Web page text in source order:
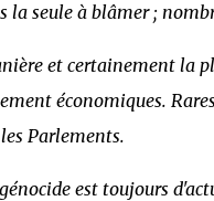
la seule à blâmer ;
et certainement la
économiques.
Parlements.
est toujours